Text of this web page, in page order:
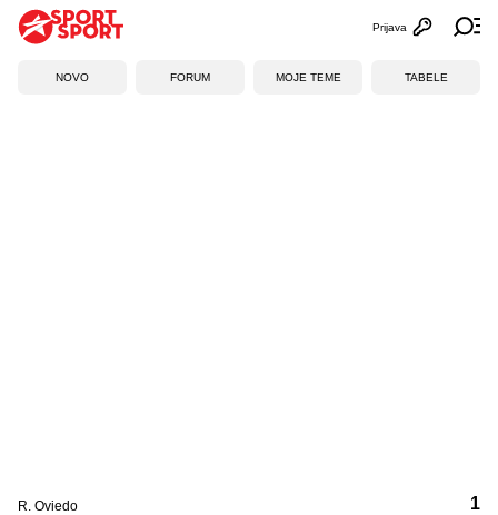
Otvori
Prijava
NOVO FORUM MOJE TEME TABELE
R. Oviedo 1